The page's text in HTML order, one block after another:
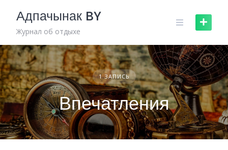
content
Адпачынак BY
Журнал об отдыхе
1 ЗАПИСЬ
Впечатления